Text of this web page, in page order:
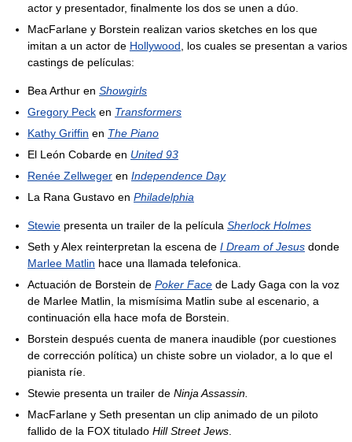
actor y presentador, finalmente los dos se unen a dúo.
MacFarlane y Borstein realizan varios sketches en los que
imitan a un actor de Hollywood , los cuales se presentan a varios
castings de películas:
Bea Arthur en Showgirls
Gregory Peck en Transformers
Kathy Griffin en The Piano
El León Cobarde en United 93
Renée Zellweger en Independence Day
La Rana Gustavo en Philadelphia
Stewie presenta un trailer de la película Sherlock Holmes
Seth y Alex reinterpretan la escena de I Dream of Jesus donde
Marlee Matlin hace una llamada telefonica.
Actuación de Borstein de Poker Face de Lady Gaga con la voz
de Marlee Matlin, la mismísima Matlin sube al escenario, a
continuación ella hace mofa de Borstein.
Borstein después cuenta de manera inaudible (por cuestiones
de corrección política) un chiste sobre un violador, a lo que el
pianista ríe.
Stewie presenta un trailer de Ninja Assassin.
MacFarlane y Seth presentan un clip animado de un piloto
fallido de la FOX titulado Hill Street Jews